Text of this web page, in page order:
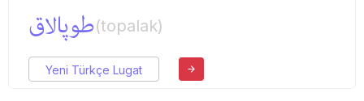
طوپالاق(topalak)
Yeni Türkçe Lugat